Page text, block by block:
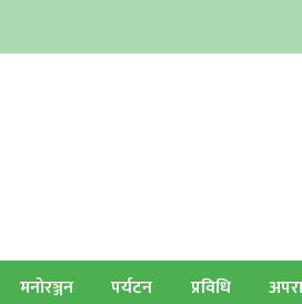
मनोरञ्जन पर्यटन प्रविधि